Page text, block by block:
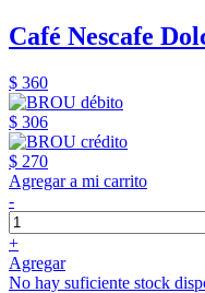
Café Nescafe
$ 360
$ 306
$ 270
Agregar a mi carrito
-
+
Agregar
No hay suficiente stock